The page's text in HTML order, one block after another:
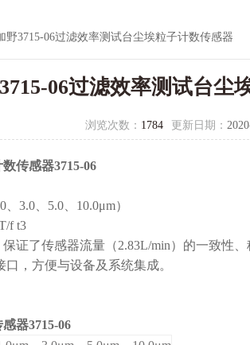
野3715-06过滤效率测试台尘埃粒子计数传感器
06过滤效率测试台尘
浏览次数： 1784 更新日期：
传感器3715-06
3.0、5.0、10.0μm）
f t3
证了传感器流量（2.83L/min）的一致性、
口，方便与设备及系统集成。
器3715-06